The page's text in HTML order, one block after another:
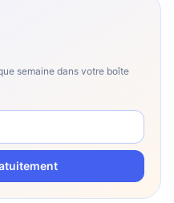
semaine dans votre boîte